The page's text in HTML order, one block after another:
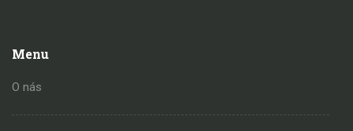
Menu
O nás